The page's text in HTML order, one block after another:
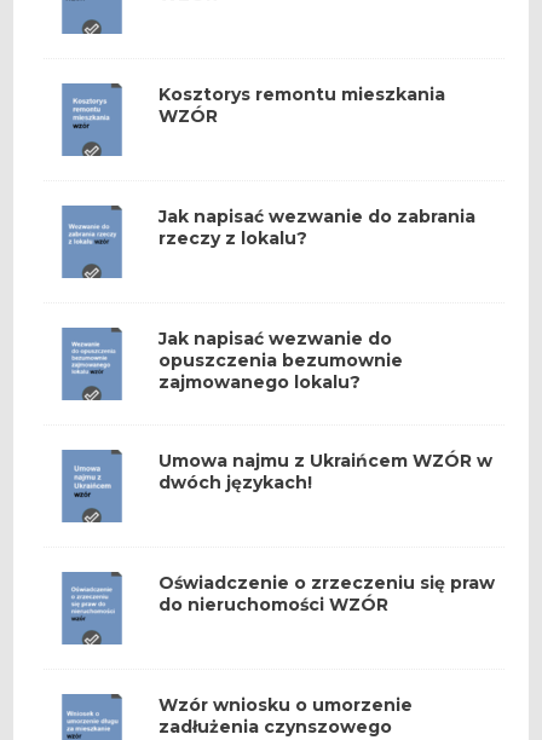
Kosztorys remontu mieszkania
WZÓR
Jak napisać wezwanie do zabrania
rzeczy z lokalu?
Jak napisać wezwanie do
opuszczenia bezumownie
zajmowanego lokalu?
Umowa najmu z Ukraińcem WZÓR w
dwóch językach!
Oświadczenie o zrzeczeniu się praw
do nieruchomości WZÓR
Wzór wniosku o umorzenie
zadłużenia czynszowego